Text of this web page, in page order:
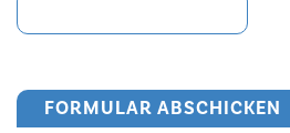
FORMULAR ABSCHICKEN